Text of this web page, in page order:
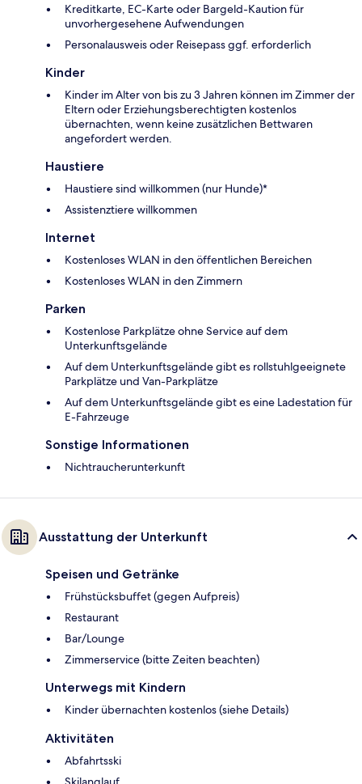
Kreditkarte, EC-Karte oder Bargeld-Kaution für
unvorhergesehene Aufwendungen
Personalausweis oder Reisepass ggf. erforderlich
Kinder
Kinder im Alter von bis zu 3 Jahren können im Zimmer der
Eltern oder Erziehungsberechtigten kostenlos
übernachten, wenn keine zusätzlichen Bettwaren
angefordert werden.
Haustiere
Haustiere sind willkommen (nur Hunde)*
Assistenztiere willkommen
Internet
Kostenloses WLAN in den öffentlichen Bereichen
Kostenloses WLAN in den Zimmern
Parken
Kostenlose Parkplätze ohne Service auf dem
Unterkunftsgelände
Auf dem Unterkunftsgelände gibt es rollstuhlgeeignete
Parkplätze und Van-Parkplätze
Auf dem Unterkunftsgelände gibt es eine Ladestation für
E-Fahrzeuge
Sonstige Informationen
Nichtraucherunterkunft
Ausstattung der Unterkunft
Speisen und Getränke
Frühstücksbuffet (gegen Aufpreis)
Restaurant
Bar/Lounge
Zimmerservice (bitte Zeiten beachten)
Unterwegs mit Kindern
Kinder übernachten kostenlos (siehe Details)
Aktivitäten
Abfahrtsski